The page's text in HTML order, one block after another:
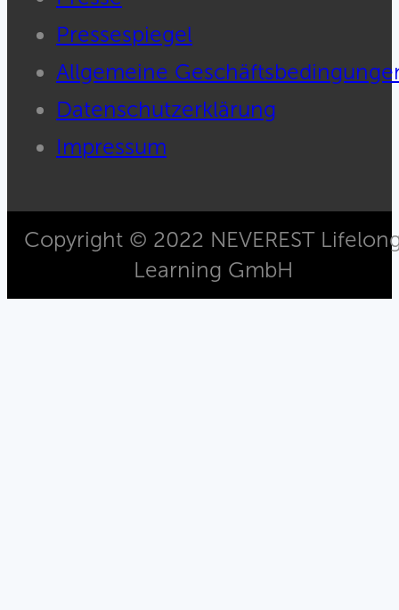
Pressespiegel
Allgemeine
Datenschutzerklärung
Impressum
Copyright © 2022 NEVEREST
Learning GmbH